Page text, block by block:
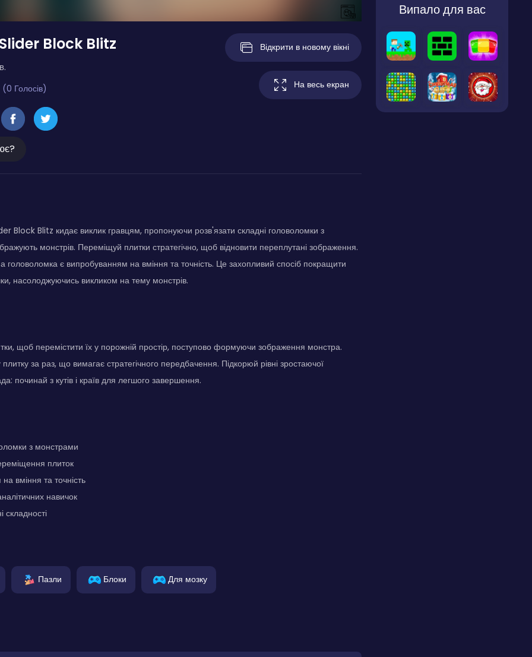
Block Blitz
Голосів)
Відкрити в новому вікні
На весь екран
Block Blitz кидає виклик гравцям, пропонуючи розв'язати складні головоломки з
монстрів. Переміщуй плитки стратегічно, щоб відновити переплутані зображення.
головоломка є випробуванням на вміння та точність. Це захопливий спосіб покращити
насолоджуючись викликом на тему монстрів.
щоб перемістити їх у порожній простір, поступово формуючи зображення монстра.
за раз, що вимагає стратегічного передбачення. Підкорюй рівні зростаючої
починай з кутів і країв для легшого завершення.
з монстрами
плиток
вміння та точність
навичок
складності
Пазли Блоки Для мозку
Випало для вас